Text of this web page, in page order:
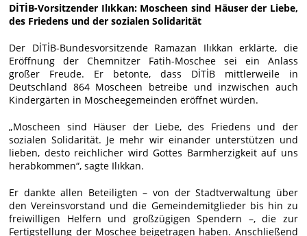
DİTİB-Vorsitzender Ilıkkan: Moscheen sind Häuser der Liebe,
des Friedens und der sozialen Solidarität
Der DİTİB-Bundesvorsitzende Ramazan Ilıkkan erklärte, die
Eröffnung der Chemnitzer Fatih-Moschee sei ein Anlass
großer Freude. Er betonte, dass DİTİB mittlerweile in
Deutschland 864 Moscheen betreibe und inzwischen auch
Kindergärten in Moscheegemeinden eröffnet würden.
„Moscheen sind Häuser der Liebe, des Friedens und der
sozialen Solidarität. Je mehr wir einander unterstützen und
lieben, desto reichlicher wird Gottes Barmherzigkeit auf uns
herabkommen“, sagte Ilıkkan.
Er dankte allen Beteiligten – von der Stadtverwaltung über
den Vereinsvorstand und die Gemeindemitglieder bis hin zu
freiwilligen Helfern und großzügigen Spendern –, die zur
Fertigstellung der Moschee beigetragen haben. Anschließend